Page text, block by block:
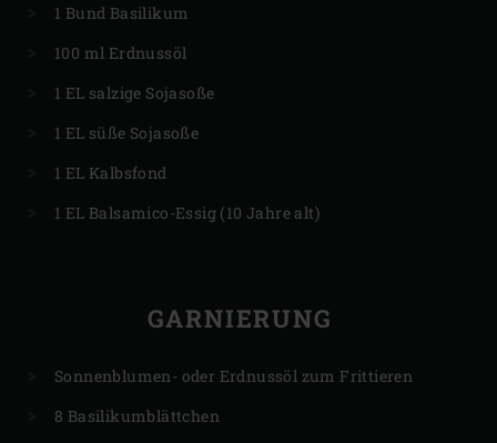
1 Bund Basilikum
100 ml Erdnussöl
1 EL salzige Sojasoße
1 EL süße Sojasoße
1 EL Kalbsfond
1 EL Balsamico-Essig (10 Jahre alt)
GARNIERUNG
Sonnenblumen- oder Erdnussöl zum Frittieren
8 Basilikumblättchen